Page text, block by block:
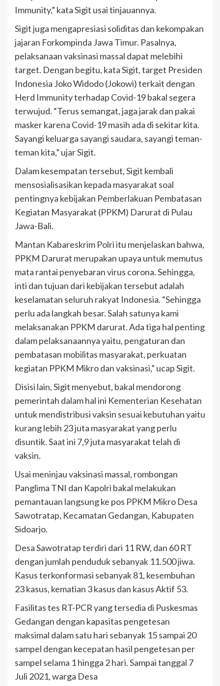
Immunity,” kata Sigit usai tinjauannya.
Sigit juga mengapresiasi soliditas dan kekompakan
jajaran Forkompinda Jawa Timur. Pasalnya,
pelaksanaan vaksinasi massal dapat melebihi
target. Dengan begitu, kata Sigit, target Presiden
Indonesia Joko Widodo (Jokowi) terkait dengan
Herd Immunity terhadap Covid-19 bakal segera
terwujud. “Terus semangat, jaga jarak dan pakai
masker karena Covid-19 masih ada di sekitar kita.
Sayangi keluarga sayangi saudara, sayangi teman-
teman kita,” ujar Sigit.
Dalam kesempatan tersebut, Sigit kembali
mensosialisasikan kepada masyarakat soal
pentingnya kebijakan Pemberlakuan Pembatasan
Kegiatan Masyarakat (PPKM) Darurat di Pulau
Jawa-Bali.
Mantan Kabareskrim Polri itu menjelaskan bahwa,
PPKM Darurat merupakan upaya untuk memutus
mata rantai penyebaran virus corona. Sehingga,
inti dan tujuan dari kebijakan tersebut adalah
keselamatan seluruh rakyat Indonesia. “Sehingga
perlu ada langkah besar. Salah satunya kami
melaksanakan PPKM darurat. Ada tiga hal penting
dalam pelaksanaannya yaitu, pengaturan dan
pembatasan mobilitas masyarakat, perkuatan
kegiatan PPKM Mikro dan vaksinasi,” ucap Sigit.
Disisi lain, Sigit menyebut, bakal mendorong
pemerintah dalam hal ini Kementerian Kesehatan
untuk mendistribusi vaksin sesuai kebutuhan yaitu
kurang lebih 23 juta masyarakat yang perlu
disuntik. Saat ini 7,9 juta masyarakat telah di
vaksin.
Usai meninjau vaksinasi massal, rombongan
Panglima TNI dan Kapolri bakal melakukan
pemantauan langsung ke pos PPKM Mikro Desa
Sawotratap, Kecamatan Gedangan, Kabupaten
Sidoarjo.
Desa Sawotratap terdiri dari 11 RW, dan 60 RT
dengan jumlah penduduk sebanyak 11.500 jiwa.
Kasus terkonformasi sebanyak 81, kesembuhan
23 kasus, kematian 3 kasus dan kasus Aktif 53.
Fasilitas tes RT-PCR yang tersedia di Puskesmas
Gedangan dengan kapasitas pengetesan
maksimal dalam satu hari sebanyak 15 sampai 20
sampel dengan kecepatan hasil pengetesan per
sampel selama 1 hingga 2 hari. Sampai tanggal 7
Juli 2021, warga Desa